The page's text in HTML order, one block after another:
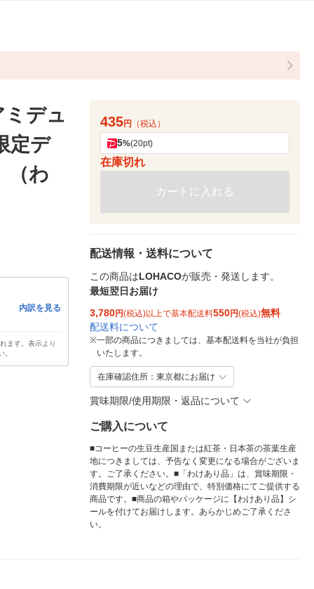
デュ
定デ
（わ
内訳を見る
ます。表示より
。
435円 （税込）
5%(20pt)
在庫切れ
カートに入れる
配送情報・送料について
この商品はLOHACOが販売・発送します。
最短翌日お届け
3,780円(税込)以上で基本配送料550円(税込)無料
配送料について
※一部の商品につきましては、基本配送料を当社が負担
いたします。
在庫確認住所：東京都にお届け
賞味期限/使用期限・返品について
ご購入について
■コーヒーの生豆生産国または紅茶・日本茶の茶葉生産
地につきましては、予告なく変更になる場合がございま
す。ご了承ください。■「わけあり品」は、賞味期限・
消費期限が近いなどの理由で、特別価格にてご提供する
商品です。■商品の箱やパッケージに【わけあり品】シ
ールを付けてお届けします。あらかじめご了承くださ
い。